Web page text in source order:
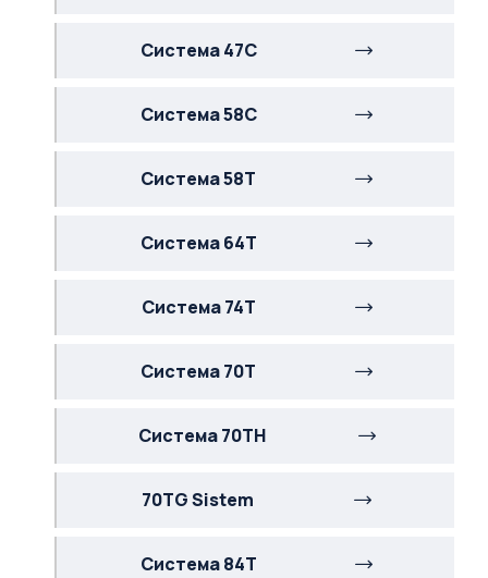
Система 47С
Система 58С
Система 58Т
Система 64Т
Система 74Т
Система 70Т
Система 70TH
70TG Sistem
Система 84Т